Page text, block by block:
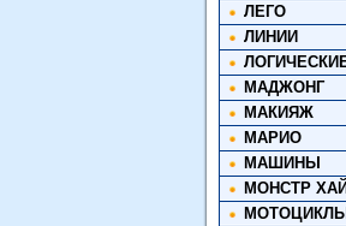
ЛЕГО
ЛИНИИ
МАДЖОНГ
МАКИЯЖ
МАРИО
МАШИНЫ
МОНСТР ХАЙ
МОТОЦИКЛЫ